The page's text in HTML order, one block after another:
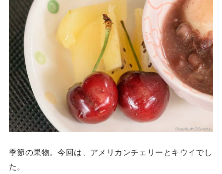
季節の果物。今回は、アメリカンチェリーとキウイでし
た。